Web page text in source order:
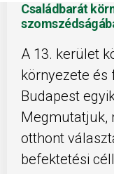
Családbarát
A 13. kerület
környezete
Budapest
Megmutatjuk,
otthont
befektetési